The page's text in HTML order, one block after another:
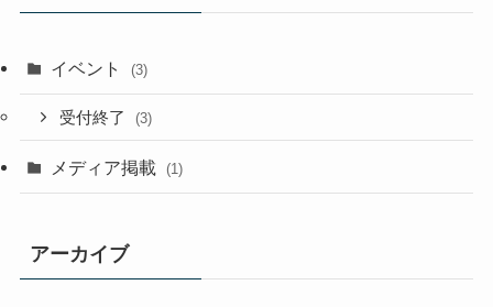
イベント (3)
受付終了 (3)
メディア掲載 (1)
アーカイブ